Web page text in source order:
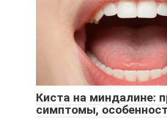
Киста на миндалине:
симптомы,